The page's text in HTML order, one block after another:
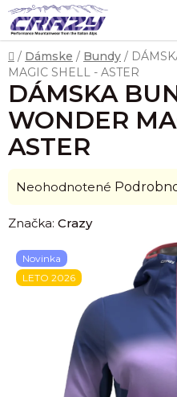
Prejsť
na
obsah
Domov
/ Dámske / Bundy /
MAGIC SHELL - ASTER
DÁMSKA
WONDER
ASTER
Priemerné
produktu
0,0
z
hviezdičiek.
Neohodnotené
Značka: Crazy
Novinka
LETO 2026